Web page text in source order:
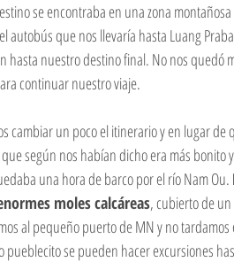
se encontraba en una zona
autobús que nos llevaría hasta Luang
hasta nuestro destino final. No nos quedó
continuar nuestro viaje.
cambiar un poco el itinerario y en lugar
según nos habían dicho era más bonito
una hora de barco por el río Nam Ou.
moles calcáreas, cubierto de
al pequeño puerto de MN y no
pueblecito se pueden hacer excursiones